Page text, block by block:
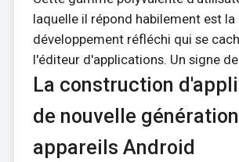
laquelle il répond habilement est la
développement réfléchi qui se
l'éditeur d'applications. Un signe
La construction
de nouvelle
appareils Android